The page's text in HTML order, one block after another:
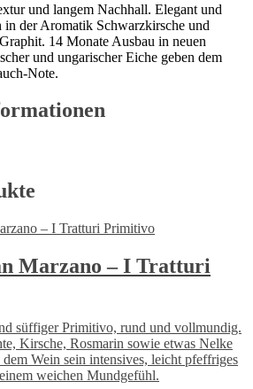
und langem Nachhall. Elegant und
in der Aromatik Schwarzkirsche und
14 Monate Ausbau in neuen
und ungarischer Eiche geben dem
Note.
Marzano – I Tratturi
süffiger Primitivo, rund und vollmundig.
Kirsche, Rosmarin sowie etwas Nelke
Wein sein intensives, leicht pfeffriges
weichen Mundgefühl.